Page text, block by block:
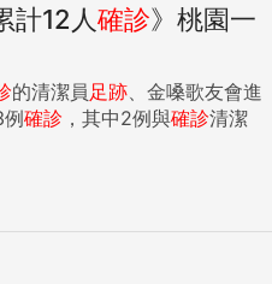
計12人確診》桃園一
的清潔員 足跡 、金嗓歌友會進
確診 ，其中2例與確診清潔